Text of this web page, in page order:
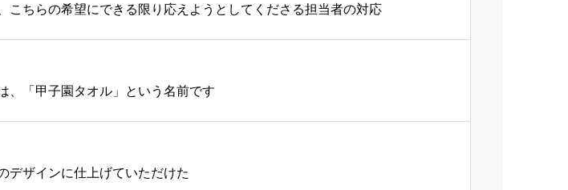
こちらの希望にできる限り応えようとしてくださる担当者の対応
、「甲子園タオル」という名前です
デザインに仕上げていただけた